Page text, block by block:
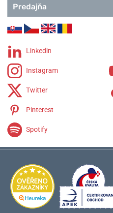
Predajňa
Linkedin
Instagram
Twitter
Pinterest
Spotify